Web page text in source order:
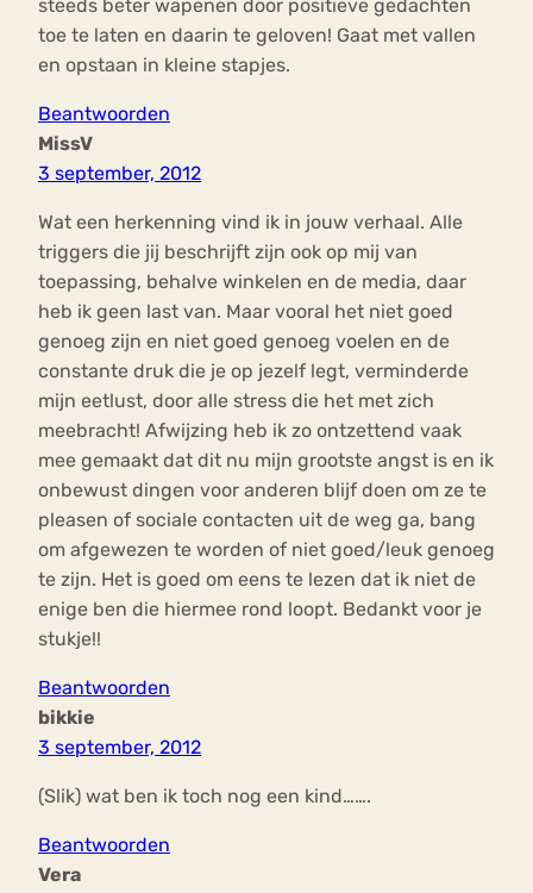
steeds beter wapenen door positieve gedachten
toe te laten en daarin te geloven! Gaat met vallen
en opstaan in kleine stapjes.
Beantwoorden
MissV
3 september, 2012
Wat een herkenning vind ik in jouw verhaal. Alle
triggers die jij beschrijft zijn ook op mij van
toepassing, behalve winkelen en de media, daar
heb ik geen last van. Maar vooral het niet goed
genoeg zijn en niet goed genoeg voelen en de
constante druk die je op jezelf legt, verminderde
mijn eetlust, door alle stress die het met zich
meebracht! Afwijzing heb ik zo ontzettend vaak
mee gemaakt dat dit nu mijn grootste angst is en ik
onbewust dingen voor anderen blijf doen om ze te
pleasen of sociale contacten uit de weg ga, bang
om afgewezen te worden of niet goed/leuk genoeg
te zijn. Het is goed om eens te lezen dat ik niet de
enige ben die hiermee rond loopt. Bedankt voor je
stukje!!
Beantwoorden
bikkie
3 september, 2012
(Slik) wat ben ik toch nog een kind…….
Beantwoorden
Vera